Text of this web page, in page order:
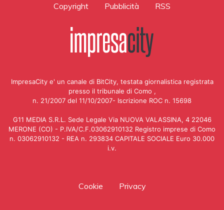
Copyright Pubblicità RSS
ImpresaCity e' un canale di BitCity, testata giornalistica registrata
presso il tribunale di Como ,
n. 21/2007 del 11/10/2007- Iscrizione ROC n. 15698
G11 MEDIA S.R.L. Sede Legale Via NUOVA VALASSINA, 4 22046
MERONE (CO) - P.IVA/C.F.03062910132 Registro imprese di Como
n. 03062910132 - REA n. 293834 CAPITALE SOCIALE Euro 30.000
i.v.
Cookie Privacy